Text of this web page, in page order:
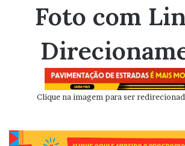
Foto com
Clique na imagem para ser